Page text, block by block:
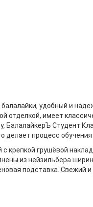
удобный и
отделкой, имеет
БалалайкерЪ Студент
делает процесс
крепкой грушёвой
из нейзильбера
подставка. Свежий и